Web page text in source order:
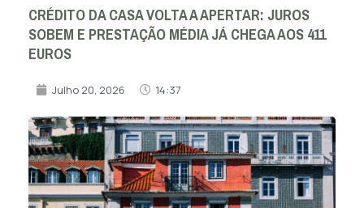
CRÉDITO DA CASA VOLTA A APERTAR: JUROS
SOBEM E PRESTAÇÃO MÉDIA JÁ CHEGA AOS 411
EUROS
Julho 20, 2026 14:37